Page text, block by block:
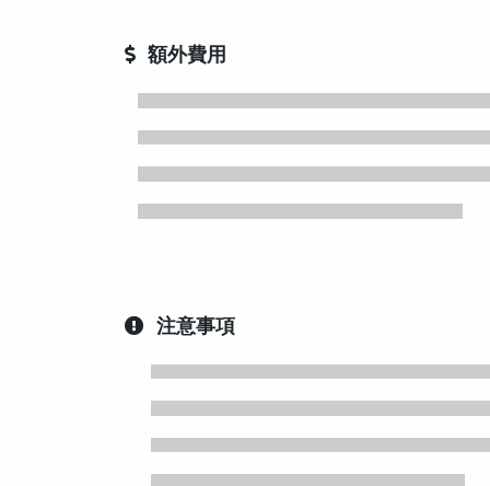
額外費用
注意事項